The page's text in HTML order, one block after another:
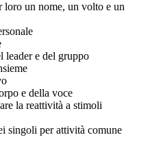
loro un nome, un volto e un
leader e del gruppo
e della voce
la reattività a stimoli
singoli per attività comune